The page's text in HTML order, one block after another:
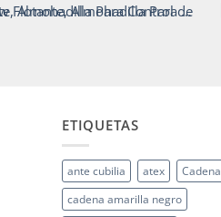
Almohadilla Para Control de Derrame en Agua - CrunchOil
ETIQUETAS
ante cubilia atex
Cadena
cadena amarilla negro